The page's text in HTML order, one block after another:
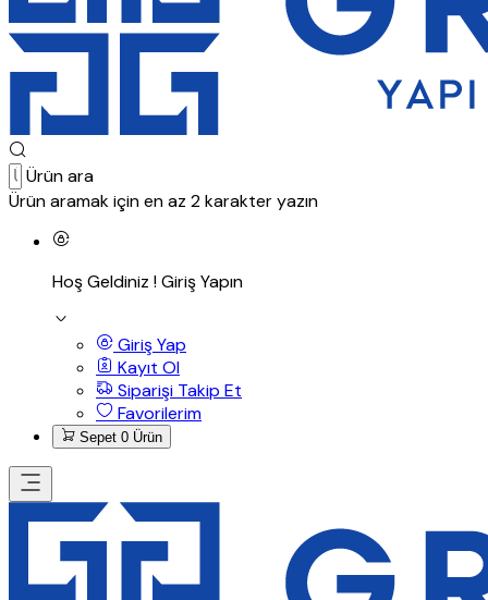
Ürün ara
Ürün aramak için en az 2 karakter yazın
Hoş Geldiniz !Giriş Yapın
Giriş Yap
Kayıt Ol
Siparişi Takip Et
Favorilerim
Sepet 0 Ürün